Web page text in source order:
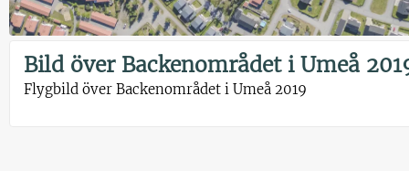
Bild över Backenområdet i Umeå
Flygbild över Backenområdet i Umeå 2019